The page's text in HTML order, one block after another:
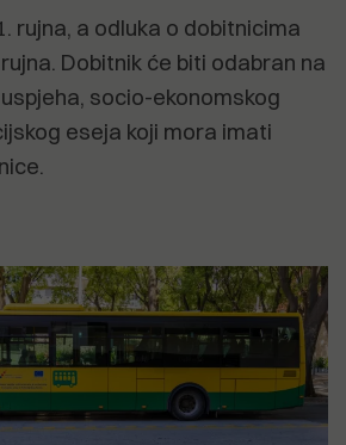
rujna, a odluka o dobitnicima
Dobitnik će biti odabran na
socio-ekonomskog
eseja koji mora imati